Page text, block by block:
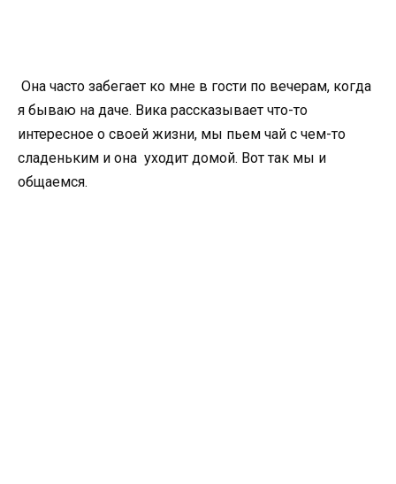
Она часто забегает ко мне в гости по вечерам, когда
я бываю на даче. Вика рассказывает что-то
интересное о своей жизни, мы пьем чай с чем-то
сладеньким и она уходит домой. Вот так мы и
общаемся.